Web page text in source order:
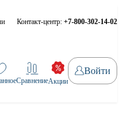
Контакт-центр: +7-800-302-14-02
СравнениеАкции
Войти